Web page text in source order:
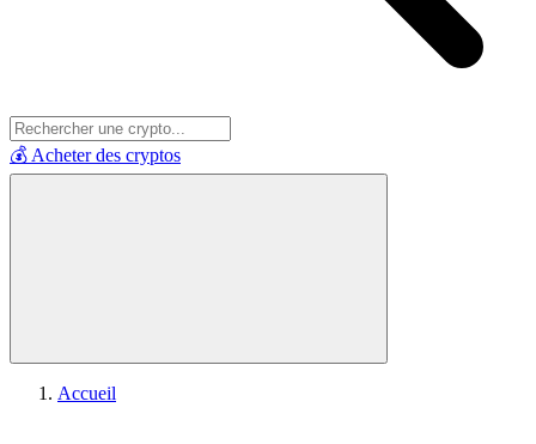
💰 Acheter des cryptos
Accueil